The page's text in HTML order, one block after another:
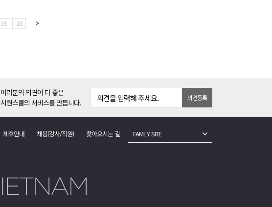
19 20
여러분의 의견이 더 좋은
시원스쿨의 서비스를 만듭니다.
의견을 입력해 주세요. 의견등록
제휴안내 채용(강사/직원) 찾아오시는 길 FAMILY SITE